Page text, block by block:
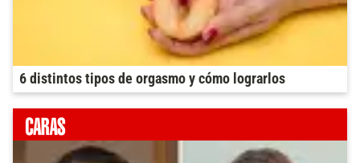
6 distintos tipos de orgasmo y cómo lograrlos